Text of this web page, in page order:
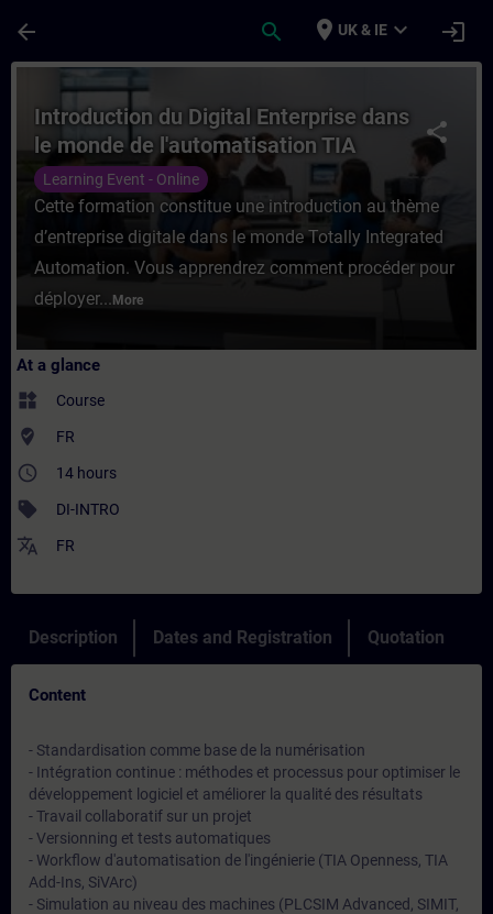
arrow_back search place UK & IE expand_more login
Course - Introduction du Digital
share
Introduction du Digital Enterprise dans
le monde de l'automatisation TIA
(Formation à distance)
Learning Event - Online
Cette formation constitue une introduction au thème
d’entreprise digitale dans le monde Totally Integrated
Automation. Vous apprendrez comment procéder pour
déployer... More
At a glance
widgets Course
where_to_vote FR
access_time 14 hours
sell DI-INTRO
translate FR
Description Dates and Registration Quotation
Content
- Standardisation comme base de la numérisation
- Intégration continue : méthodes et processus pour optimiser le
développement logiciel et améliorer la qualité des résultats
- Travail collaboratif sur un projet
- Versionning et tests automatiques
- Workflow d'automatisation de l'ingénierie (TIA Openness, TIA
Add-Ins, SiVArc)
- Simulation au niveau des machines (PLCSIM Advanced, SIMIT,